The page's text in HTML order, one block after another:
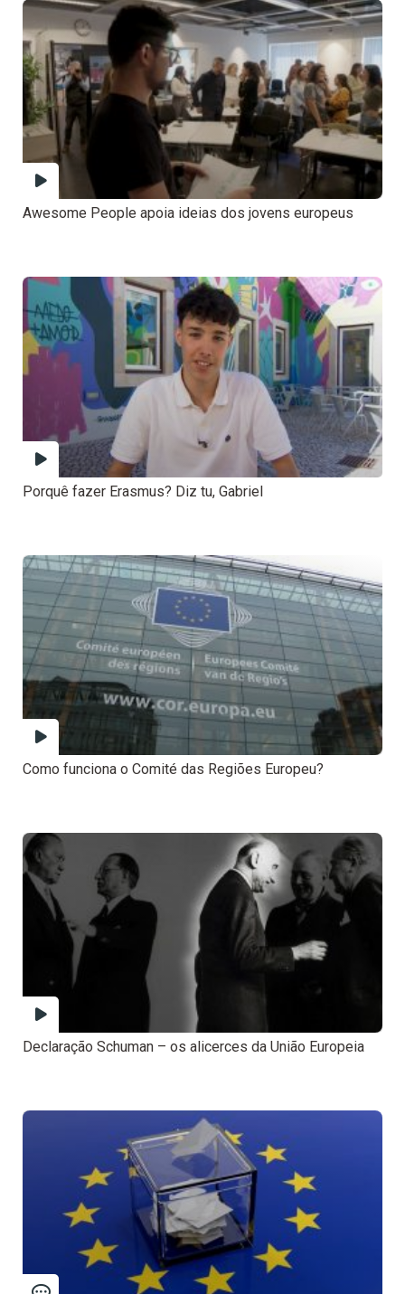
Awesome People apoia ideias dos jovens europeus
Porquê fazer Erasmus? Diz tu, Gabriel
Como funciona o Comité das Regiões Europeu?
Declaração Schuman – os alicerces da União Europeia